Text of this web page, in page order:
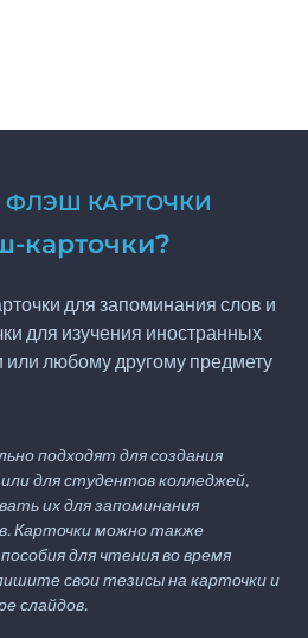
КАРТОЧКИ
карточки?
для запоминания слов и
для изучения иностранных
или любому другому предмету
подходят для создания
или для студентов колледжей,
их для запоминания
Карточки можно также
для чтения во время
свои тезисы на карточки и
слайдов.